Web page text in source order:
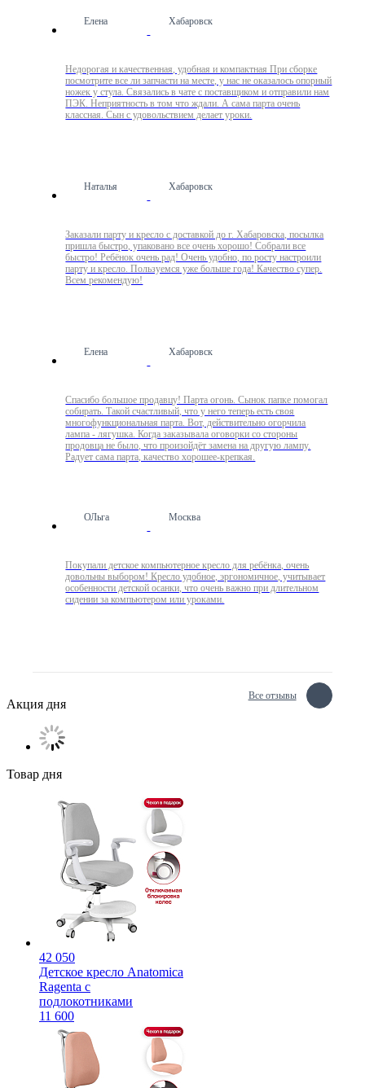
Елена Хабаровск
Недорогая и качественная, удобная и компактная При сборке
посмотрите все ли запчасти на месте, у нас не оказалось опорный
ножек у стула. Связались в чате с поставщиком и отправили нам
ПЭК. Неприятность в том что ждали. А сама парта очень
классная. Сын с удовольствием делает уроки.
Наталья Хабаровск
Заказали парту и кресло с доставкой до г. Хабаровска, посылка
пришла быстро, упаковано все очень хорошо! Собрали все
быстро! Ребёнок очень рад! Очень удобно, по росту настроили
парту и кресло. Пользуемся уже больше года! Качество супер.
Всем рекомендую!
Елена Хабаровск
Спасибо большое продавцу! Парта огонь. Сынок папке помогал
собирать. Такой счастливый, что у него теперь есть своя
многофункциональная парта. Вот, действительно огорчила
лампа - лягушка. Когда заказывала оговорки со стороны
продовца не было, что произойдёт замена на другую лампу.
Радует сама парта, качество хорошее-крепкая.
ОЛьга Москва
Покупали детское компьютерное кресло для ребёнка, очень
довольны выбором! Кресло удобное, эргономичное, учитывает
особенности детской осанки, что очень важно при длительном
сидении за компьютером или уроками.
Все отзывы
Акция дня
Товар дня
42 050
Детское кресло Anatomica
Ragenta с
подлокотниками
11 600